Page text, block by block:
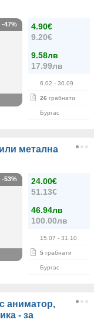
4.90€
9.20€
9.58лв
17.99лв
6.02 - 30.09
26 грабнати
Бургас
-47%
метална
24.00€
51.13€
46.94лв
100.00лв
15.07 - 31.10
5 грабнати
Бургас
-53%
аниматор,
- за